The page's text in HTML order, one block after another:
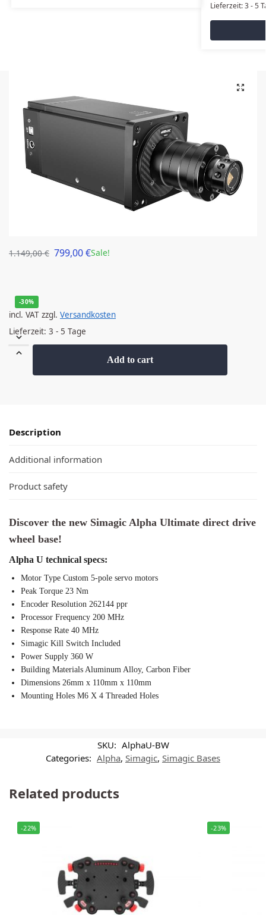
Lieferzeit:3 - 5
Sale!
1.149,00€ 799,00€
-30%
incl. VAT zzgl. Versandkosten
Lieferzeit: 3 - 5 Tage
Add to cart
Description
Additional information
Product safety
Discover the new Simagic Alpha Ultimate direct drive
wheel base!
Alpha U technical specs:
Motor Type Custom 5-pole servo motors
Peak Torque 23 Nm
Encoder Resolution 262144 ppr
Processor Frequency 200 MHz
Response Rate 40 MHz
Simagic Kill Switch Included
Power Supply 360 W
Building Materials Aluminum Alloy, Carbon Fiber
Dimensions 26mm x 110mm x 110mm
Mounting Holes M6 X 4 Threaded Holes
SKU: AlphaU-BW
Categories: Alpha, Simagic, Simagic Bases
Related products
-22% -23%